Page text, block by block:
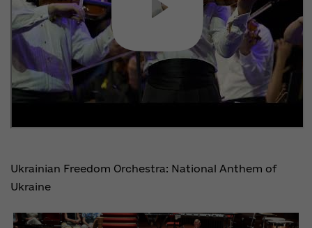
Ukrainian Freedom Orchestra: National Anthem of
Ukraine